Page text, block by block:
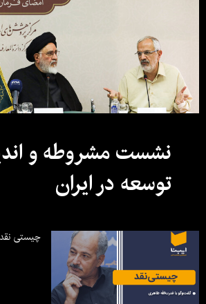
نشست مشروطه و
توسعه در ایران
چیستی نقد